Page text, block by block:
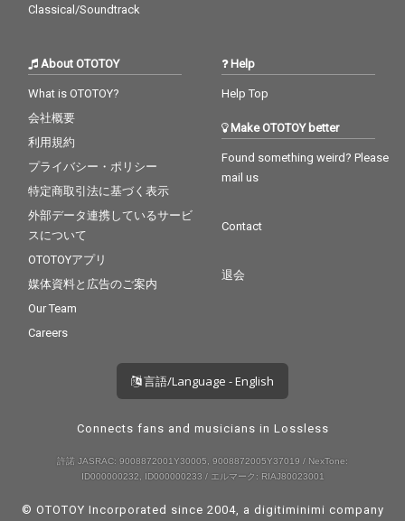
Classical/Soundtrack
About OTOTOY
What is OTOTOY?
会社概要
利用規約
プライバシー・ポリシー
特定商取引法に基づく表示
外部データ連携しているサービ
スについて
OTOTOYアプリ
媒体資料と広告のご案内
Our Team
Careers
Help
Help Top
Make OTOTOY better
Found something weird? Please
mail us
Contact
退会
言語/Language - English
Connects fans and musicians in Lossless
許諾 JASRAC: 9008872001Y30005, 9008872005Y37019 / NexTone:
ID000000232, ID000000233 / エルマーク: RIAJ80023001
© OTOTOY Incorporated since 2004, a digitiminimi company